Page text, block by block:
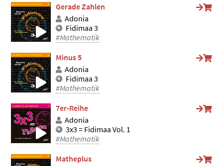
Gerade Zahlen
Adonia
Fidimaa 3
#Mathematik
Minus 5
Adonia
Fidimaa 3
#Mathematik
7er-Reihe
Adonia
3x3 = Fidimaa Vol. 1
#Mathematik
Matheplus